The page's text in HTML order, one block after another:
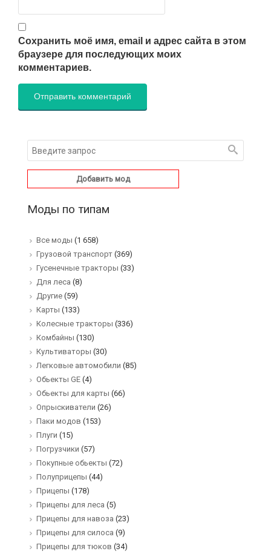
Сохранить моё имя, email и адрес сайта в этом
браузере для последующих моих
комментариев.
Добавить мод
Моды по типам
Все моды (1 658)
Грузовой транспорт (369)
Гусенечные тракторы (33)
Для леса (8)
Другие (59)
Карты (133)
Колесные тракторы (336)
Комбайны (130)
Культиваторы (30)
Легковые автомобили (85)
Обьекты GE (4)
Обьекты для карты (66)
Опрыскиватели (26)
Паки модов (153)
Плуги (15)
Погрузчики (57)
Покупные обьекты (72)
Полуприцепы (44)
Прицепы (178)
Прицепы для леса (5)
Прицепы для навоза (23)
Прицепы для силоса (9)
Прицепы для тюков (34)